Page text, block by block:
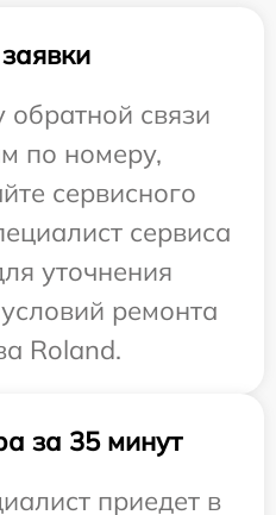
связи
по номеру,
сервисного
сервиса
уточнения
ремонта
Roland.
за 35 минут
приедет в